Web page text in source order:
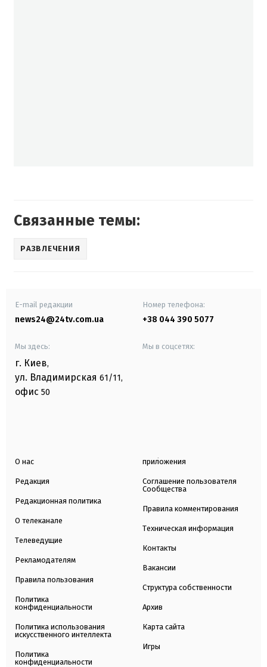
Связанные темы:
РАЗВЛЕЧЕНИЯ
E-mail редакции
news24@24tv.com.ua
Номер телефона:
+38 044 390 5077
Мы здесь:
г. Киев,
ул. Владимирская 61/11,
офис 50
Мы в соцсетях:
О нас
Редакция
Редакционная политика
О телеканале
Телеведущие
Рекламодателям
Правила пользования
Политика
конфиденциальности
Политика использования
искусственного интеллекта
Политика
конфиденциальности
приложения
Соглашение пользователя
Сообщества
Правила комментирования
Техническая информация
Контакты
Вакансии
Структура собственности
Архив
Карта сайта
Игры